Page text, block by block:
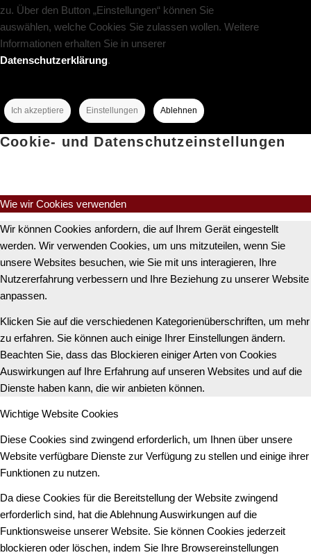
zu. Über den Button „Einstellungen“ können Sie
auswählen, welche Cookies Sie zulassen wollen. Weitere
Informationen erhalten Sie in unserer
Datenschutzerklärung.
Ich akzeptiere Einstellungen Ablehnen
Cookie- und Datenschutzeinstellungen
Wie wir Cookies verwenden
Wir können Cookies anfordern, die auf Ihrem Gerät eingestellt
werden. Wir verwenden Cookies, um uns mitzuteilen, wenn Sie
unsere Websites besuchen, wie Sie mit uns interagieren, Ihre
Nutzererfahrung verbessern und Ihre Beziehung zu unserer Website
anpassen.
Klicken Sie auf die verschiedenen Kategorienüberschriften, um mehr
zu erfahren. Sie können auch einige Ihrer Einstellungen ändern.
Beachten Sie, dass das Blockieren einiger Arten von Cookies
Auswirkungen auf Ihre Erfahrung auf unseren Websites und auf die
Dienste haben kann, die wir anbieten können.
Wichtige Website Cookies
Diese Cookies sind zwingend erforderlich, um Ihnen über unsere
Website verfügbare Dienste zur Verfügung zu stellen und einige ihrer
Funktionen zu nutzen.
Da diese Cookies für die Bereitstellung der Website zwingend
erforderlich sind, hat die Ablehnung Auswirkungen auf die
Funktionsweise unserer Website. Sie können Cookies jederzeit
blockieren oder löschen, indem Sie Ihre Browsereinstellungen